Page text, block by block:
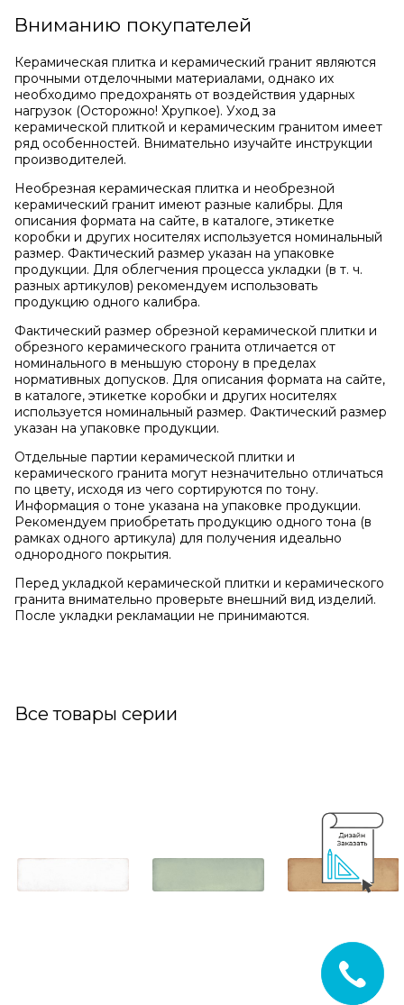
Вниманию покупателей
Керамическая плитка и керамический гранит являются
прочными отделочными материалами, однако их
необходимо предохранять от воздействия ударных
нагрузок (Осторожно! Хрупкое). Уход за
керамической плиткой и керамическим гранитом имеет
ряд особенностей. Внимательно изучайте инструкции
производителей.
Необрезная керамическая плитка и необрезной
керамический гранит имеют разные калибры. Для
описания формата на сайте, в каталоге, этикетке
коробки и других носителях используется номинальный
размер. Фактический размер указан на упаковке
продукции. Для облегчения процесса укладки (в т. ч.
разных артикулов) рекомендуем использовать
продукцию одного калибра.
Фактический размер обрезной керамической плитки и
обрезного керамического гранита отличается от
номинального в меньшую сторону в пределах
нормативных допусков. Для описания формата на сайте,
в каталоге, этикетке коробки и других носителях
используется номинальный размер. Фактический размер
указан на упаковке продукции.
Отдельные партии керамической плитки и
керамического гранита могут незначительно отличаться
по цвету, исходя из чего сортируются по тону.
Информация о тоне указана на упаковке продукции.
Рекомендуем приобретать продукцию одного тона (в
рамках одного артикула) для получения идеально
однородного покрытия.
Перед укладкой керамической плитки и керамического
гранита внимательно проверьте внешний вид изделий.
После укладки рекламации не принимаются.
Все товары серии